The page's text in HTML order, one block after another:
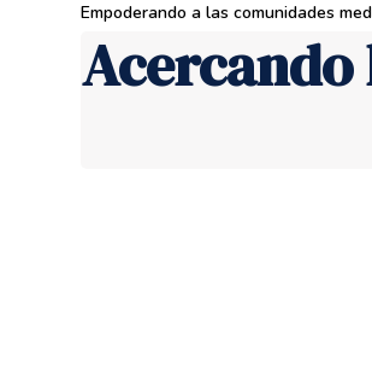
Empoderando a las comunidades